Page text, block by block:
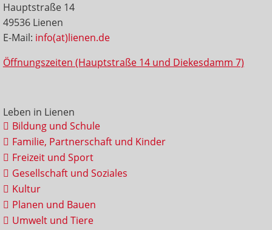
Hauptstraße 14
49536 Lienen
E-Mail: info(at)lienen.de
Öffnungszeiten (Hauptstraße 14 und Diekesdamm 7)
Leben in Lienen
Bildung und Schule
Familie, Partnerschaft und Kinder
Freizeit und Sport
Gesellschaft und Soziales
Kultur
Planen und Bauen
Umwelt und Tiere